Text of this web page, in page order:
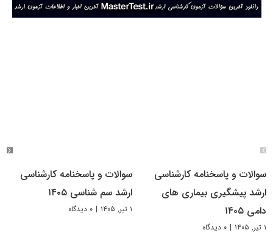
سوالات و پاسخنامه کارشناسی
ارشد پیشگیری بیماری های
دامی ۱۴۰۵
۱ تیر, ۱۴۰۵ | ۰ دیدگاه
سوالات و پاسخنامه کارشناسی
ارشد سم شناسی ۱۴۰۵
۱ تیر, ۱۴۰۵ | ۰ دیدگاه